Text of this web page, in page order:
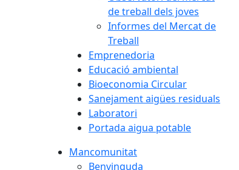
de treball dels joves
Informes del Mercat de
Treball
Emprenedoria
Educació ambiental
Bioeconomia Circular
Sanejament aigües residuals
Laboratori
Portada aigua potable
Mancomunitat
Benvinguda